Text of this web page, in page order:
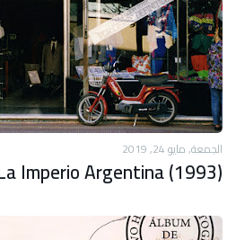
الجمعة, مايو 24, 2019
Imperio Argentina (1993)